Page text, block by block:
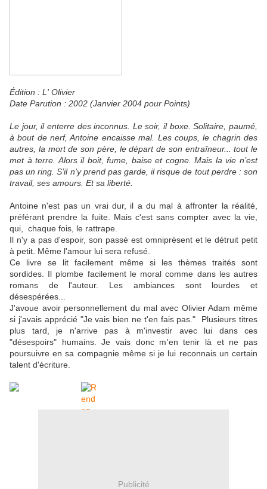
Édition : L' Olivier
Date Parution : 2002 (Janvier 2004 pour Points)
Le jour, il enterre des inconnus. Le soir, il boxe. Solitaire, paumé,
à bout de nerf, Antoine encaisse mal. Les coups, le chagrin des
autres, la mort de son père, le départ de son entraîneur... tout le
met à terre. Alors il boit, fume, baise et cogne. Mais la vie n’est
pas un ring. S’il n’y prend pas garde, il risque de tout perdre : son
travail, ses amours. Et sa liberté.
Antoine n'est pas un vrai dur, il a du mal à affronter la réalité,
préférant prendre la fuite. Mais c'est sans compter avec la vie,
qui, chaque fois, le rattrape.
Il n'y a pas d'espoir, son passé est omniprésent et le détruit petit
à petit. Même l'amour lui sera refusé.
Ce livre se lit facilement même si les thèmes traités sont
sordides. Il plombe facilement le moral comme dans les autres
romans de l'auteur. Les ambiances sont lourdes et
désespérées...
J'avoue avoir personnellement du mal avec Olivier Adam même
si j'avais apprécié "Je vais bien ne t'en fais pas." Plusieurs titres
plus tard, je n'arrive pas à m'investir avec lui dans ces
"désespoirs" humains. Je vais donc m'en tenir là et ne pas
poursuivre en sa compagnie même si je lui reconnais un certain
talent d'écriture.
Publicité